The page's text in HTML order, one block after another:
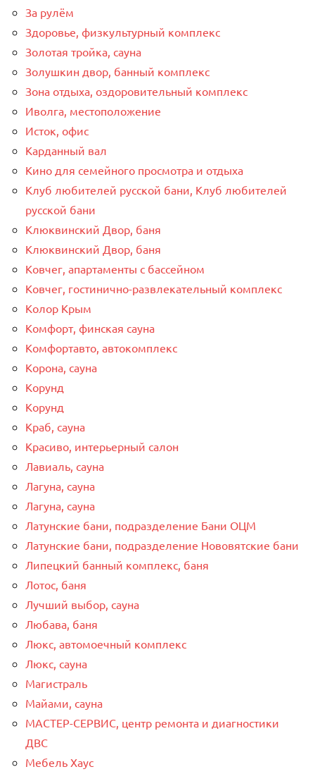
За рулём
Здоровье, физкультурный комплекс
Золотая тройка, сауна
Золушкин двор, банный комплекс
Зона отдыха, оздоровительный комплекс
Иволга, местоположение
Исток, офис
Карданный вал
Кино для семейного просмотра и отдыха
Клуб любителей русской бани, Клуб любителей
русской бани
Клюквинский Двор, баня
Клюквинский Двор, баня
Ковчег, апартаменты с бассейном
Ковчег, гостинично-развлекательный комплекс
Колор Крым
Комфорт, финская сауна
Комфортавто, автокомплекс
Корона, сауна
Корунд
Корунд
Краб, сауна
Красиво, интерьерный салон
Лавиаль, сауна
Лагуна, сауна
Лагуна, сауна
Латунские бани, подразделение Бани ОЦМ
Латунские бани, подразделение Нововятские бани
Липецкий банный комплекс, баня
Лотос, баня
Лучший выбор, сауна
Любава, баня
Люкс, автомоечный комплекс
Люкс, сауна
Магистраль
Майами, сауна
МАСТЕР-СЕРВИС, центр ремонта и диагностики
ДВС
Мебель Хаус